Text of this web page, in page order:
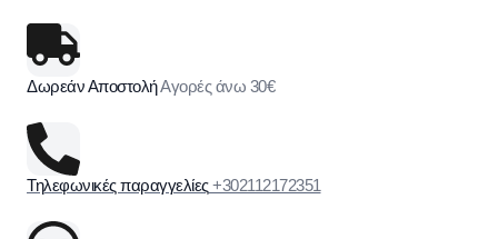
Δωρεάν ΑποστολήΑγορές άνω 30€
Τηλεφωνικές παραγγελίες +302112172351